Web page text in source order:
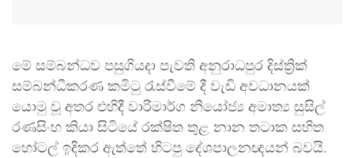
මේ සම්බන්ධව පසුගියදා පැවති අනුරාධපුර දිස්ත්‍රික්
සම්බන්ධීකරණ කමිටු රැස්වීමේ දී වැඩි අවධානයක්
යොමු වූ අතර එහිදී වාරිමාර්ග නියෝජ්‍ය අමාත්‍ය සුසිල්
රණසිංහ කියා සිටියේ රක්ෂිත තුළ නාන තටාක සහිත
හෝටල් ඉදිකර ඇත්තේ හිටපු දේශපාලනඥයන් බවයි.